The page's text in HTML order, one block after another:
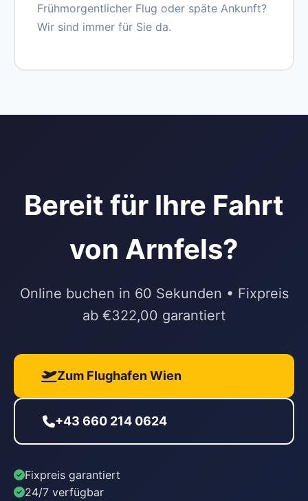
Frühmorgentlicher Flug oder späte Ankunft?
Wir sind immer für Sie da.
Bereit für Ihre Fahrt
von Arnfels?
Online buchen in 60 Sekunden • Fixpreis
ab €322,00 garantiert
Zum Flughafen Wien
+43 660 214 0624
Fixpreis garantiert
24/7 verfügbar